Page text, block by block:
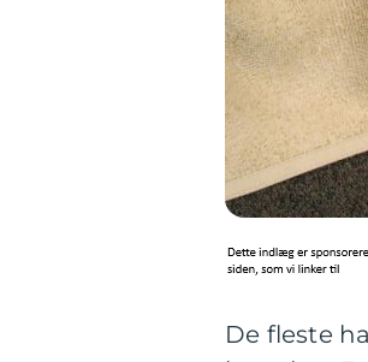
De fleste